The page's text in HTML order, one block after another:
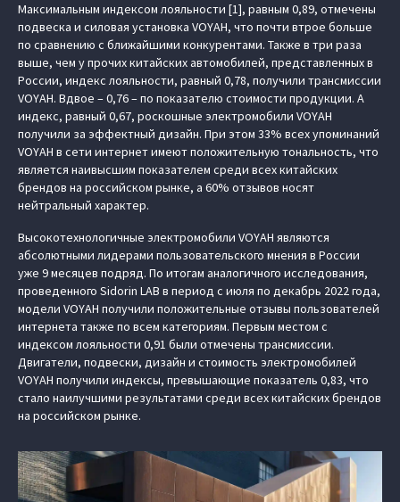
Максимальным индексом лояльности [1], равным 0,89, отмечены
подвеска и силовая установка VOYAH, что почти втрое больше
по сравнению с ближайшими конкурентами. Также в три раза
выше, чем у прочих китайских автомобилей, представленных в
России, индекс лояльности, равный 0,78, получили трансмиссии
VOYAH. Вдвое – 0,76 – по показателю стоимости продукции. А
индекс, равный 0,67, роскошные электромобили VOYAH
получили за эффектный дизайн. При этом 33% всех упоминаний
VOYAH в сети интернет имеют положительную тональность, что
является наивысшим показателем среди всех китайских
брендов на российском рынке, а 60% отзывов носят
нейтральный характер.
Высокотехнологичные электромобили VOYAH являются
абсолютными лидерами пользовательского мнения в России
уже 9 месяцев подряд. По итогам аналогичного исследования,
проведенного Sidorin LAB в период с июля по декабрь 2022 года,
модели VOYAH получили положительные отзывы пользователей
интернета также по всем категориям. Первым местом с
индексом лояльности 0,91 были отмечены трансмиссии.
Двигатели, подвески, дизайн и стоимость электромобилей
VOYAH получили индексы, превышающие показатель 0,83, что
стало наилучшими результатами среди всех китайских брендов
на российском рынке.